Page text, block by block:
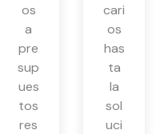
os
a
pre
sup
ues
tos
res
cari
os
has
ta
la
sol
uci